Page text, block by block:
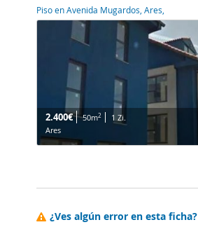
Piso en Avenida Mugardos, Ares,
2.400€ 50m2
1 Zi.
Ares
¿Ves algún error en esta ficha?